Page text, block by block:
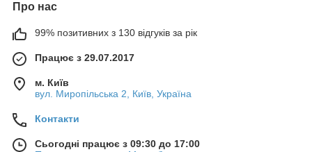
Про нас
99% позитивних з 130 відгуків за рік
Працює з 29.07.2017
м. Київ
вул. Миропільська 2, Київ, Україна
Контакти
Сьогодні працює з 09:30 до 17:00